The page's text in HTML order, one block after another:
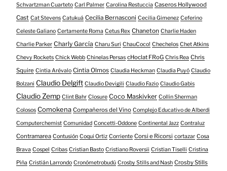
Schvartzman Cuarteto Carl Palmer Carolina Restuccia Caseros Hollywood
Cast Cat Stevens Catukuá Cecilia Bernasconi Cecilia Gimenez Ceferino
Celeste Galiano Certamente Roma Cetus Rex Chaneton Charlie Haden
Charlie Parker Charly García Charu Suri ChauCoco! Chechelos Chet Atkins
Chevy Rockets Chick Webb Chinelas Persas cHoclat FRoG Chris Rea Chris
Squire Cintia Arévalo Cintia Olmos Claudia Heckman Claudia Puyó Claudio
Bolzani Claudio Delgift Claudio Devigili Claudio Fazio Claudio Gabis
Claudio Zemp Clint Bahr Closure Coco Maskivker Collin Sherman
Colosos Comokena Compañeros del Vino Complejo Educativo de Alberdi
Computerchemist Comunidad Concetti-Oddone Continental Jazz Contraluz
Contramarea Contusión Coqui Ortiz Corriente Corsi e Ricorsi cortazar Cosa
Brava Cospel Cribas Cristian Basto Cristiano Roversii Cristian Tiselli Cristina
Piña Cristián Larrondo Cronómetrobudú Crosby Stills and Nash Crosby Stills